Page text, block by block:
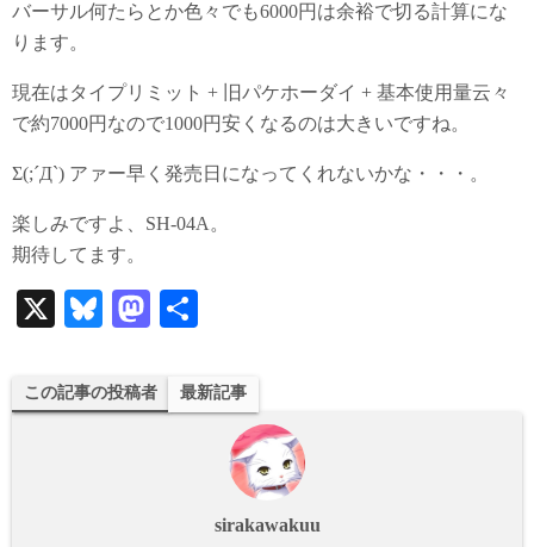
バーサル何たらとか色々でも6000円は余裕で切る計算にな
ります。
現在はタイプリミット + 旧パケホーダイ + 基本使用量云々
で約7000円なので1000円安くなるのは大きいですね。
Σ(;´Д`) アァー早く発売日になってくれないかな・・・。
楽しみですよ、SH-04A。
期待してます。
X
Bl
sk
y
M
to
do
この記事の投稿者 最新記事
sirakawakuu